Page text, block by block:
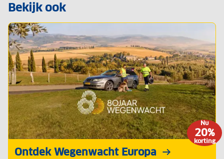
Bekijk ook
Nu
20%
korting
Ontdek Wegenwacht Europa